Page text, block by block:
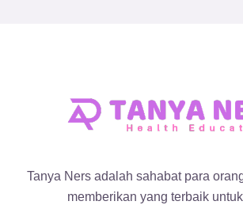
Tanya Ners adalah sahabat para
memberikan yang terbaik